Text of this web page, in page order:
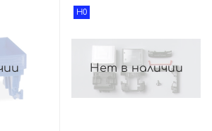
Нет в наличии
H0